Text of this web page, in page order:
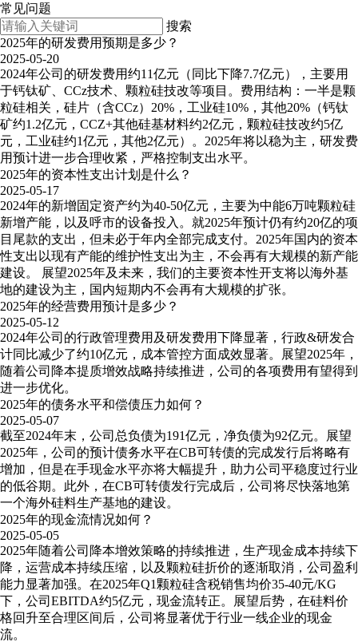
常见问题
搜索
2025年的研发费用预期是多少？
2025-05-20
2024年公司的研发费用约11亿元（同比下降7.7亿元），主要用
于钙钛矿、CCz技术、颗粒硅技改等项目。费用结构：一半是颗
粒硅相关，硅片（含CCz）20%，工业硅10%，其他20%（钙钛
矿约1.2亿元，CCZ+其他硅基材料约2亿元，颗粒硅技改约5亿
元，工业硅约1亿元，其他2亿元）。2025年将以稳为主，研发费
用预计进一步合理收紧，严格控制支出水平。
2025年的资本性支出计划是什么？
2025-05-17
2024年的新增固定资产约为40-50亿元，主要为中能6万吨颗粒硅
新增产能，以及呼市的设备投入。就2025年预计仍有约20亿的项
目尾款的支出，但未必于年内全部完成支付。2025年国内的资本
性支出以现有产能的维护性支出为主，不会再有大规模的新产能
建设。 展望2025年及未来，我们的主要资本性开支将以海外基
地的建设为主，国内短期内不会再有大规模的扩张。
2025年的经营费用预计是多少？
2025-05-12
2024年公司的行政管理费用及研发费用下降显著，行政&研发合
计同比减少了约10亿元，成本管控方面成效显著。展望2025年，
随着公司降本提质增效战略持续推进，公司的各项费用有望得到
进一步优化。
2025年的债务水平和偿债压力如何？
2025-05-07
截至2024年末，公司总负债为191亿元，净负债为92亿元。展望
2025年，公司的预计债务水平在CB可转债的完成发行后将略有
增加，但是在手现金水平亦将大幅提升，助力公司平稳度过行业
的低谷期。此外，在CB可转债发行完成后，公司将尽快落地第
一个海外硅料生产基地的建设。
2025年的现金流情况如何？
2025-05-05
2025年随着公司降本增效策略的持续推进，生产现金成本持续下
降，运营成本持续压缩，以及颗粒硅折价的逐渐取消，公司盈利
能力显著加强。在2025年Q1颗粒硅含税销售均价35-40元/KG
下，公司EBITDA约5亿元，现金流转正。展望后势，在硅料价
格回升至合理区间后，公司将显著优于行业一线企业的现金
流。